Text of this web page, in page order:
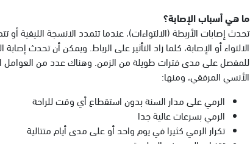
ما هي أسباب الإصابة؟
تحدث إصابات الأربطة (الالتواءات)، عندما تتمدد الانسجة الليفية
الالتواء أو الإصابة، كلما زاد التأثير على الرباط. ويمكن أن تحدث
للمفصل على مدى فترات طويلة من الزمن. وهناك عدد من العوامل
الأنسي المرفقي، ومنها:
الرمي على مدار السنة بدون استقطاع أي وقت للراحة
الرمي بسرعات عالية جدا
تكرار الرمي كثيرا في يوم واحد أو على مدى أيام متتالية